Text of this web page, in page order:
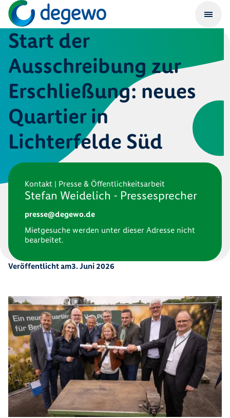
Start der
Ausschreibung zur
Erschließung: neues
Quartier in
Lichterfelde Süd
Kontakt | Presse & Öffentlichkeitsarbeit
Stefan Weidelich - Pressesprecher
presse@degewo.de
Mietgesuche werden unter dieser Adresse nicht
bearbeitet.
Veröffentlicht am3. Juni 2026